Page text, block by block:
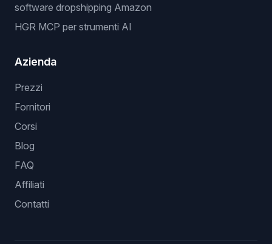
software dropshipping Amazon
HGR MCP per strumenti AI
Azienda
Prezzi
Fornitori
Corsi
Blog
FAQ
Affiliati
Contatti